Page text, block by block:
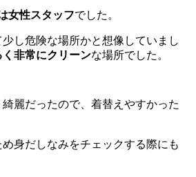
女性スタッフでした。
し危険な場所かと想像していまし
く非常にクリーンな場所でした。
麗だったので、着替えやすかった
身だしなみをチェックする際にも